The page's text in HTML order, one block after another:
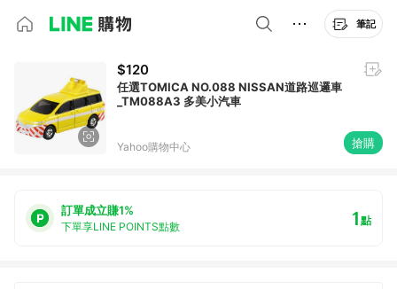
筆記
$120
任選TOMICA NO.088 NISSAN道路巡邏車
_TM088A3 多美小汽車
Yahoo購物中心 搶購
訂單成立賺1%
下單享LINE POINTS點數 1點